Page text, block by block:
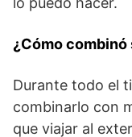
¿Cómo
Durante todo el
combinarlo con
que viajar al